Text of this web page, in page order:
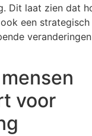
Dit laat zien dat
een
voor